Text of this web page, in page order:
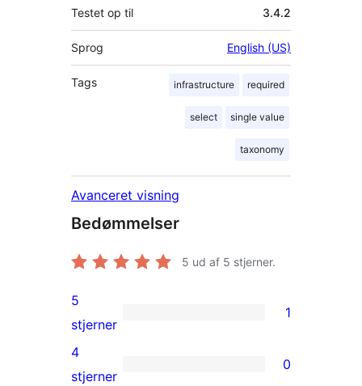
Testet op til 3.4.2
Sprog English (US)
Tags infrastructure required
select single value
taxonomy
Avanceret visning
Bedømmelser
5 ud af 5 stjerner.
1
5-
stjernet
5
stjerner
1
0
4
stjerner
0